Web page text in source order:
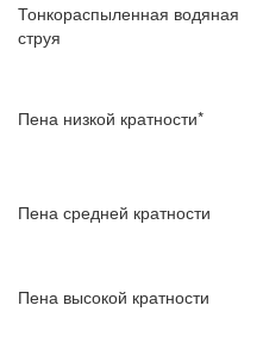
Тонкораспыленная водяная
струя
Пена низкой кратности*
Пена средней кратности
Пена высокой кратности